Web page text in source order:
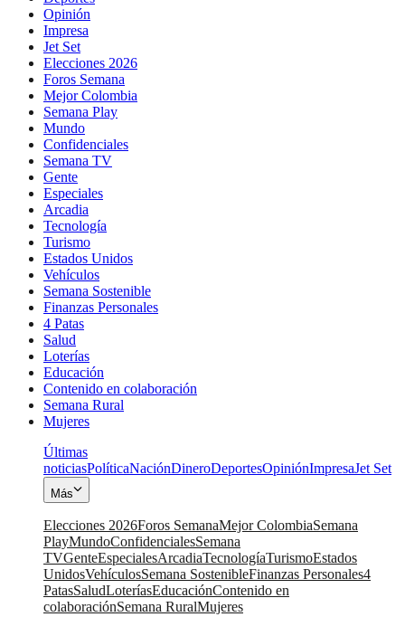
Opinión
Impresa
Jet Set
Elecciones 2026
Foros Semana
Mejor Colombia
Semana Play
Mundo
Confidenciales
Semana TV
Gente
Especiales
Arcadia
Tecnología
Turismo
Estados Unidos
Vehículos
Semana Sostenible
Finanzas Personales
4 Patas
Salud
Loterías
Educación
Contenido en colaboración
Semana Rural
Mujeres
Últimas
noticiasPolíticaNaciónDineroDeportesOpiniónImpresaJet Set
Más
Elecciones 2026Foros SemanaMejor ColombiaSemana
PlayMundoConfidencialesSemana
TVGenteEspecialesArcadiaTecnologíaTurismoEstados
UnidosVehículosSemana SostenibleFinanzas Personales4
PatasSaludLoteríasEducaciónContenido en
colaboraciónSemana RuralMujeres